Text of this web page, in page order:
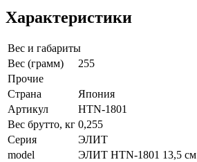
Характеристики
Вес и габариты
Вес (грамм)
255
Прочие
Страна
Япония
Артикул
HTN-1801
Вес брутто, кг 0,255
Серия
ЭЛИТ
model
ЭЛИТ HTN-1801 13,5 см